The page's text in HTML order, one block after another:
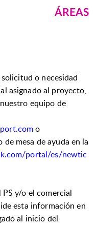
o necesidad
asignado al proyecto,
equipo de
o
mesa de ayuda en la
portal/es/newtic
y/o el comercial
esta información en
al inicio del